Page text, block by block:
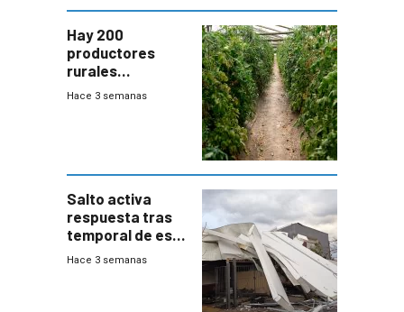
Hay 200
productores
rurales
afectados tras
Hace 3 semanas
Salto activa
respuesta tras
temporal de este
sábado con
Hace 3 semanas